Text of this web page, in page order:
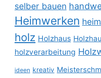
selber bauen
Heimwerken
holz Holzhaus
holzverarbeitung
ideen kreativ